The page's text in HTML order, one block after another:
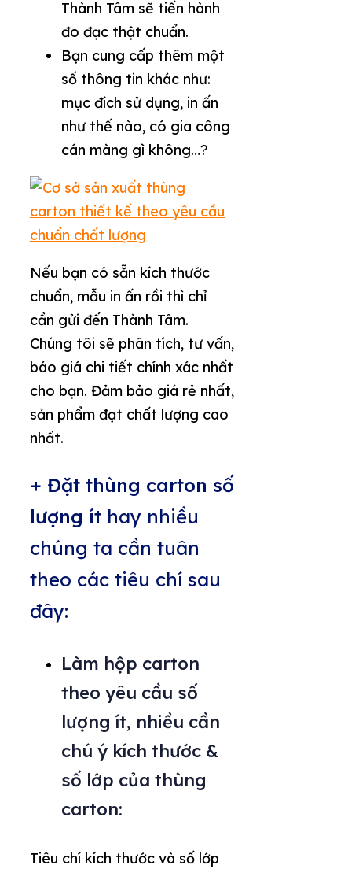
Thành Tâm sẽ tiến hành
đo đạc thật chuẩn.
Bạn cung cấp thêm một
số thông tin khác như:
mục đích sử dụng, in ấn
như thế nào, có gia công
cán màng gì không…?
Nếu bạn có sẵn kích thước
chuẩn, mẫu in ấn rồi thì chỉ
cần gửi đến Thành Tâm.
Chúng tôi sẽ phân tích, tư vấn,
báo giá chi tiết chính xác nhất
cho bạn. Đảm bảo giá rẻ nhất,
sản phẩm đạt chất lượng cao
nhất.
+ Đặt thùng carton số
lượng ít hay nhiều
chúng ta cần tuân
theo các tiêu chí sau
đây:
Làm hộp carton
theo yêu cầu số
lượng ít, nhiều cần
chú ý kích thước &
số lớp của thùng
carton:
Tiêu chí kích thước và số lớp